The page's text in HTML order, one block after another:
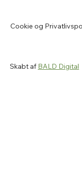
Kære
mandag
Skabt af BALD Digital
Cookie og